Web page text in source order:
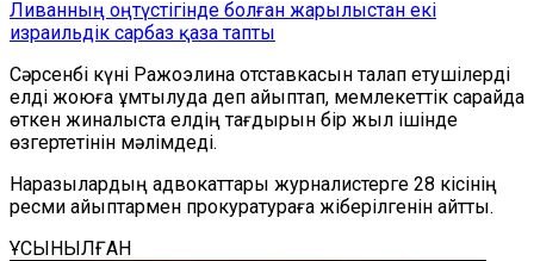
Ливанның оңтүстігінде болған жарылыстан екі
израильдік сарбаз қаза тапты
Сәрсенбі күні Ражоэлина отставкасын талап етушілерді
елді жоюға ұмтылуда деп айыптап, мемлекеттік сарайда
өткен жиналыста елдің тағдырын бір жыл ішінде
өзгертетінін мәлімдеді.
Наразылардың адвокаттары журналистерге 28 кісінің
ресми айыптармен прокуратураға жіберілгенін айтты.
ҰСЫНЫЛҒАН